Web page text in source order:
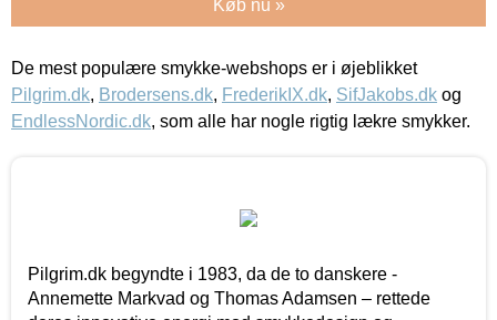
Køb nu »
De mest populære smykke-webshops er i øjeblikket
Pilgrim.dk, Brodersens.dk, FrederikIX.dk, SifJakobs.dk og
EndlessNordic.dk, som alle har nogle rigtig lækre smykker.
Pilgrim.dk begyndte i 1983, da de to danskere -
Annemette Markvad og Thomas Adamsen – rettede